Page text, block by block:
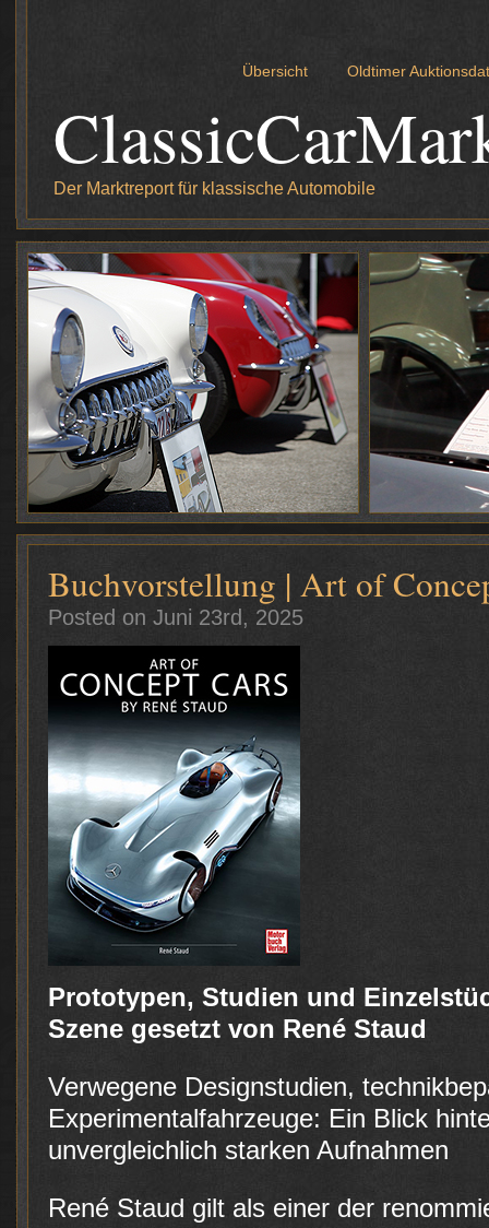
Übersicht Oldtimer
Der Marktreport für klassische Automobile
Buchvorstellung | Art of
Posted on Juni 23rd, 2025
Prototypen, Studien und
Szene gesetzt von René Staud
Verwegene Designstudien,
Experimentalfahrzeuge: Ein Blick
unvergleichlich starken Aufnahmen
René Staud gilt als einer der